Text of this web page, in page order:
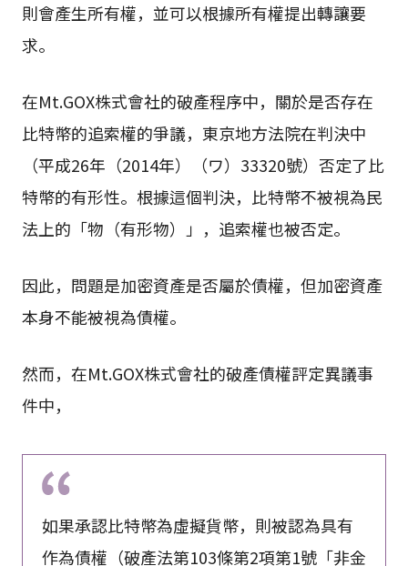
則會產生所有權，並可以根據所有權提出轉讓要
求。
在Mt.GOX株式會社的破產程序中，關於是否存在
比特幣的追索權的爭議，東京地方法院在判決中
（平成26年（2014年）（ワ）33320號）否定了比
特幣的有形性。根據這個判決，比特幣不被視為民
法上的「物（有形物）」，追索權也被否定。
因此，問題是加密資產是否屬於債權，但加密資產
本身不能被視為債權。
然而，在Mt.GOX株式會社的破產債權評定異議事
件中，
如果承認比特幣為虛擬貨幣，則被認為具有
作為債權（破產法第103條第2項第1號「非金